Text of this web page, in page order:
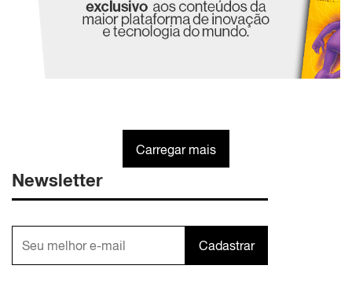
Carregar mais
Newsletter
Cadastrar